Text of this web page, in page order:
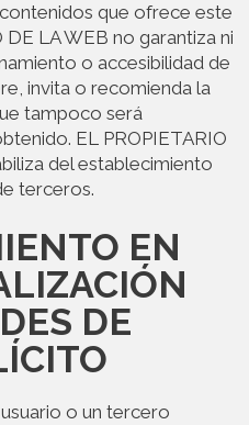
que ofrece este
LA WEB no garantiza ni
o accesibilidad de
invita o recomienda la
tampoco será
EL PROPIETARIO
del establecimiento
terceros.
EN
DE
o un tercero